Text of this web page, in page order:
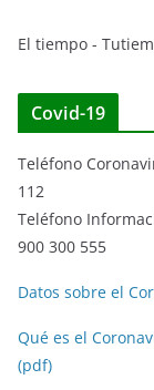
El tiempo -
Covid-19
Teléfono
112
Teléfono
900 300 555
Datos sobre el
Qué es el
(pdf)